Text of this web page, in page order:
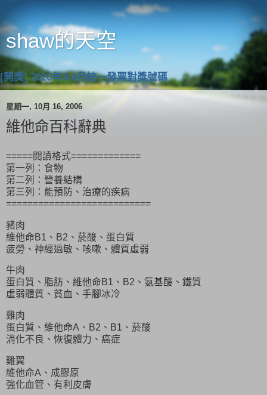
shaw的天空
[開獎] 2026年3-4月統一發票對獎號碼
星期一, 10月 16, 2006
維他命百科辭典
=====閱讀格式=============
第一列：食物
第二列：營養結構
第三列：能預防、治療的疾病
===========================
豬肉
維他命B1、B2、菸酸、蛋白質
疲勞、神經過敏、咳嗽、體質虛弱
牛肉
蛋白質、脂肪、維他命B1、B2、氨基酸、鐵質
虛弱體質、貧血、手腳冰冷
雞肉
蛋白質、維他命A、B2、B1、菸酸
消化不良、恢復體力、癌症
雞翼
維他命A、成膠原
強化血管、有利皮膚